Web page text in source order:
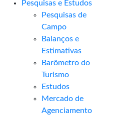
Pesquisas e Estudos
Pesquisas de
Campo
Balanços e
Estimativas
Barômetro do
Turismo
Estudos
Mercado de
Agenciamento